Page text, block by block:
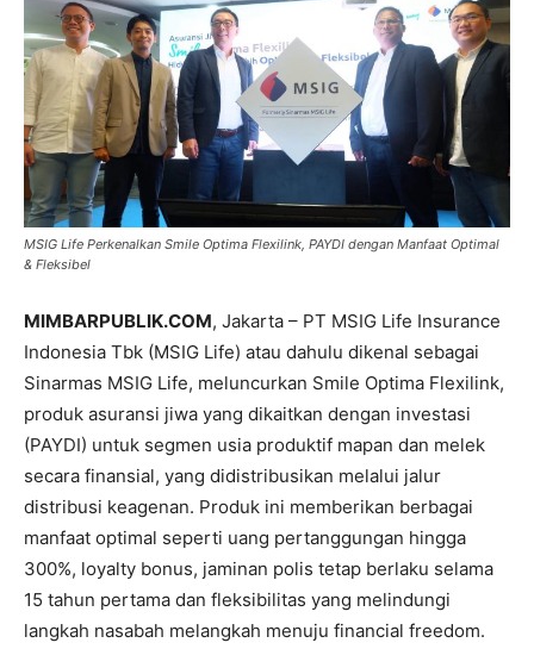
MSIG Life Perkenalkan Smile Optima Flexilink, PAYDI dengan Manfaat Optimal
& Fleksibel
MIMBARPUBLIK.COM, Jakarta – PT MSIG Life Insurance
Indonesia Tbk (MSIG Life) atau dahulu dikenal sebagai
Sinarmas MSIG Life, meluncurkan Smile Optima Flexilink,
produk asuransi jiwa yang dikaitkan dengan investasi
(PAYDI) untuk segmen usia produktif mapan dan melek
secara finansial, yang didistribusikan melalui jalur
distribusi keagenan. Produk ini memberikan berbagai
manfaat optimal seperti uang pertanggungan hingga
300%, loyalty bonus, jaminan polis tetap berlaku selama
15 tahun pertama dan fleksibilitas yang melindungi
langkah nasabah melangkah menuju financial freedom.